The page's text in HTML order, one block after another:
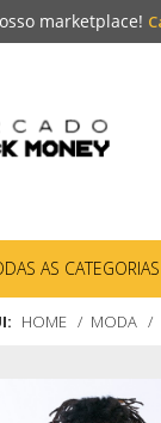
marketplace!
AS CATEGORIAS
HOME MODA